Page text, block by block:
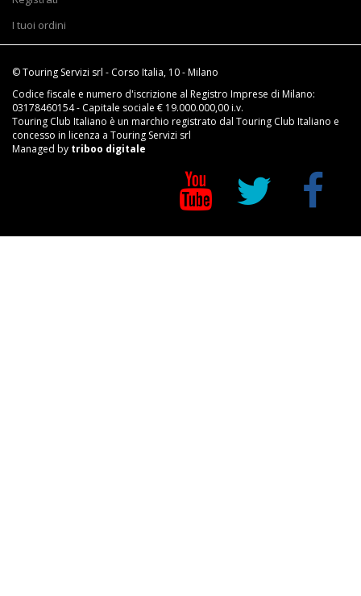
I tuoi ordini
© Touring Servizi srl - Corso Italia, 10 - Milano
Codice fiscale e numero d'iscrizione al Registro Imprese di Milano:
03178460154 - Capitale sociale € 19.000.000,00 i.v.
Touring Club Italiano è un marchio registrato dal Touring Club Italiano e
concesso in licenza a Touring Servizi srl
Managed by triboo digitale